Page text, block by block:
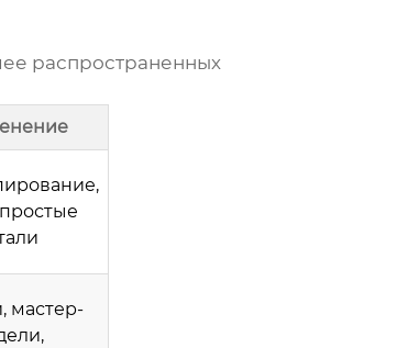
распространенных
мастер-